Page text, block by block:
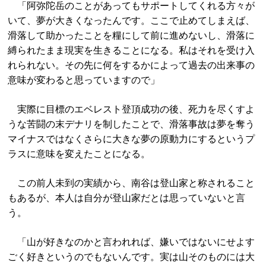
「阿弥陀岳のことがあってもサポートしてくれる方々が
いて、夢が大きくなったんです。ここで止めてしまえば、
滑落して助かったことを糧にして前に進めないし、滑落に
縛られたまま現実を生きることになる。私はそれを受け入
れられない。その先に何をするかによって過去の出来事の
意味が変わると思っていますので」
実際に目標のエベレスト登頂成功の後、死力を尽くすよ
うな苦闘の末デナリを制したことで、滑落事故は夢を奪う
マイナスではなくさらに大きな夢の原動力にするというプ
ラスに意味を変えたことになる。
この前人未到の実績から、南谷は登山家と称されること
もあるが、本人は自分が登山家だとは思っていないと言
う。
「山が好きなのかと言われれば、嫌いではないにせよす
ごく好きというのでもないんです。実は山そのものには大